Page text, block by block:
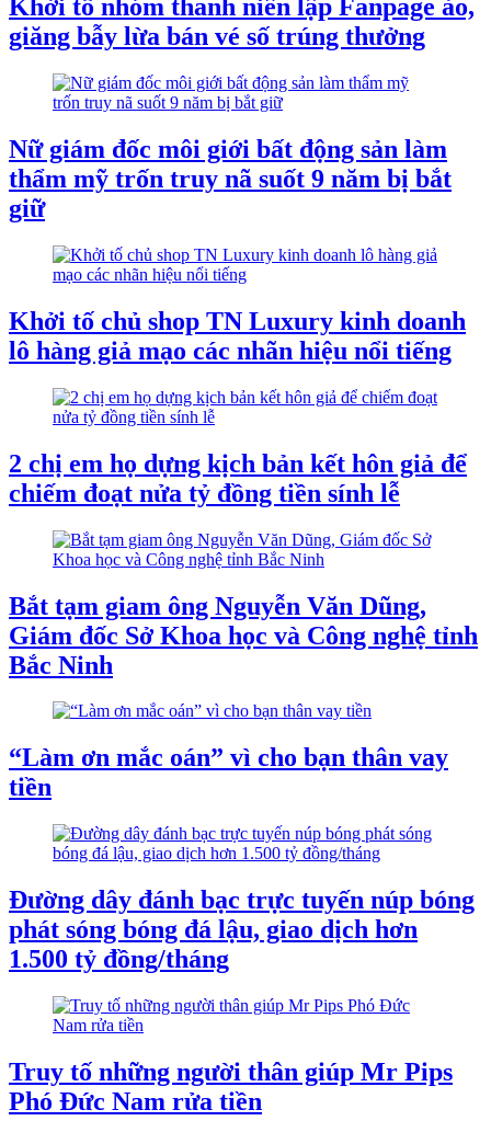
​Khởi tố nhóm thanh niên lập Fanpage ảo,
giăng bẫy lừa bán vé số trúng thưởng
Nữ giám đốc môi giới bất động sản làm
thẩm mỹ trốn truy nã suốt 9 năm bị bắt
giữ
Khởi tố chủ shop TN Luxury kinh doanh
lô hàng giả mạo các nhãn hiệu nổi tiếng
2 chị em họ dựng kịch bản kết hôn giả để
chiếm đoạt nửa tỷ đồng tiền sính lễ
Bắt tạm giam ông Nguyễn Văn Dũng,
Giám đốc Sở Khoa học và Công nghệ tỉnh
Bắc Ninh
“Làm ơn mắc oán” vì cho bạn thân vay
tiền
Đường dây đánh bạc trực tuyến núp bóng
phát sóng bóng đá lậu, giao dịch hơn
1.500 tỷ đồng/tháng
Truy tố những người thân giúp Mr Pips
Phó Đức Nam rửa tiền